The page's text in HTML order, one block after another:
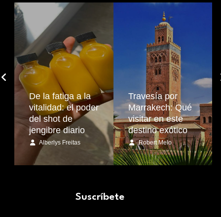
De la fatiga a la
vitalidad: el poder
del shot de
jengibre diario
Alberlys Freitas
Travesía por
Marrakech: Qué
visitar en este
destino exótico
Robert Melo
Suscríbete